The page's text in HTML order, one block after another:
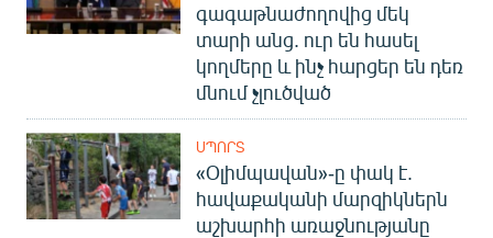
գագաթնաժողովից մեկ
տարի անց. ուր են հասել
կողմերը և ինչ հարցեր են դեռ
մնում չլուծված
ՍՊՈՐՏ
«Օլիմպավան»-ը փակ է.
հավաքականի մարզիկներն
աշխարհի առաջնությանը